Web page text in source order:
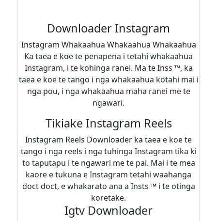
Downloader Instagram
Instagram Whakaahua Whakaahua Whakaahua
Ka taea e koe te penapena i tetahi whakaahua
Instagram, i te kohinga ranei. Ma te Inss ™, ka
taea e koe te tango i nga whakaahua kotahi mai i
nga pou, i nga whakaahua maha ranei me te
ngawari.
Tikiake Instagram Reels
Instagram Reels Downloader ka taea e koe te
tango i nga reels i nga tuhinga Instagram tika ki
to taputapu i te ngawari me te pai. Mai i te mea
kaore e tukuna e Instagram tetahi waahanga
doct doct, e whakarato ana a Insts ™ i te otinga
koretake.
Igtv Downloader